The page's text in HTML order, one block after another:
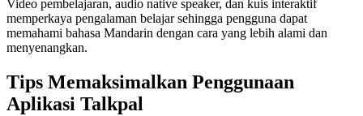
Video pembelajaran, audio native speaker, dan kuis interaktif
memperkaya pengalaman belajar sehingga pengguna dapat
memahami bahasa Mandarin dengan cara yang lebih alami dan
menyenangkan.
Tips Memaksimalkan Penggunaan
Aplikasi Talkpal